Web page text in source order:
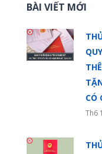
BÀI VIẾT MỚI
CÓ
Th6